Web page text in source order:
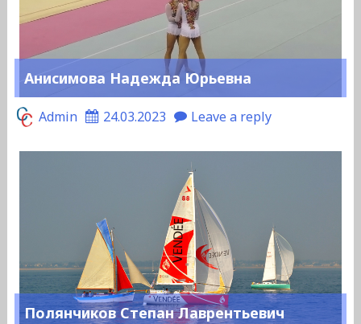
Анисимова Надежда Юрьевна
Admin 24.03.2023 Leave a reply
Полянчиков Степан Лаврентьевич